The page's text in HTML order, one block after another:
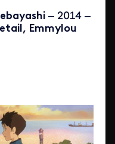
– 2014 –
Emmylou